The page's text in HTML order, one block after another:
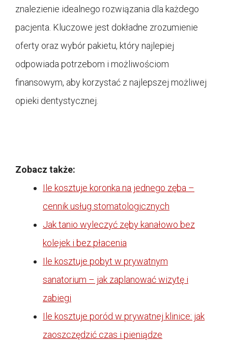
znalezienie idealnego rozwiązania dla każdego
pacjenta. Kluczowe jest dokładne zrozumienie
oferty oraz wybór pakietu, który najlepiej
odpowiada potrzebom i możliwościom
finansowym, aby korzystać z najlepszej możliwej
opieki dentystycznej.
Zobacz także:
Ile kosztuje koronka na jednego zęba –
cennik usług stomatologicznych
Jak tanio wyleczyć zęby kanałowo bez
kolejek i bez płacenia
Ile kosztuje pobyt w prywatnym
sanatorium – jak zaplanować wizytę i
zabiegi
Ile kosztuje poród w prywatnej klinice: jak
zaoszczędzić czas i pieniądze